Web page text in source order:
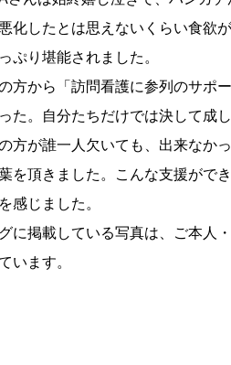
化したとは思えないくらい食欲
ぷり堪能されました。
方から「訪問看護に参列のサポ
た。自分たちだけでは決して成
方が誰一人欠いても、出来なか
を頂きました。こんな支援がで
感じました。
に掲載している写真は、ご本人
います。